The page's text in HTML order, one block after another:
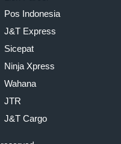
Pos Indonesia
J&T Express
Sicepat
Ninja Xpress
Wahana
JTR
J&T Cargo